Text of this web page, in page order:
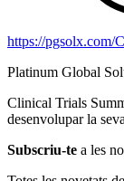
https://pgsolx.com/
Platinum Global
Clinical Trials
desenvolupar la
Subscriu-te a les